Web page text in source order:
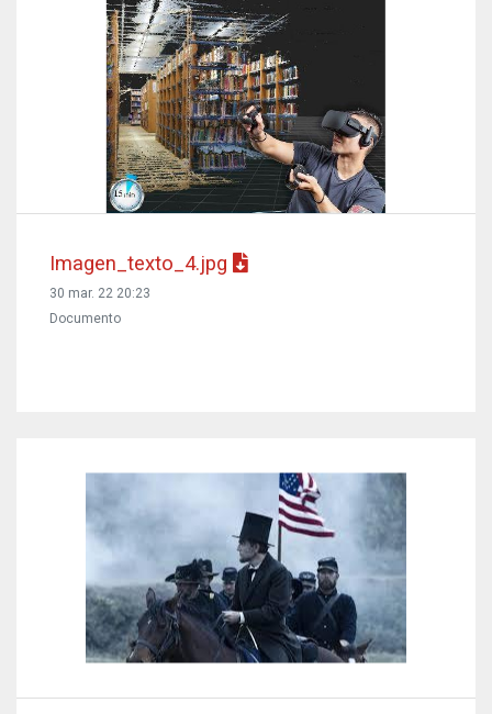
Imagen_texto_4.jpg
30 mar. 22 20:23
Documento